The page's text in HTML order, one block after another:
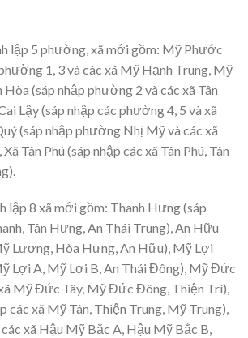
lập 5 phường, xã mới gồm: Mỹ Phước
1, 3 và các xã Mỹ Hạnh Trung, Mỹ
(sáp nhập phường 2 và các xã Tân
Lậy (sáp nhập các phường 4, 5 và xã
(sáp nhập phường Nhị Mỹ và các xã
Tân Phú (sáp nhập các xã Tân Phú, Tân
lập 8 xã mới gồm: Thanh Hưng (sáp
Tân Hưng, An Thái Trung), An Hữu
Lương, Hòa Hưng, An Hữu), Mỹ Lợi
Lợi A, Mỹ Lợi B, An Thái Đông), Mỹ Đức
Mỹ Đức Tây, Mỹ Đức Đông, Thiện Trí),
các xã Mỹ Tân, Thiện Trung, Mỹ Trung),
xã Hậu Mỹ Bắc A, Hậu Mỹ Bắc B,